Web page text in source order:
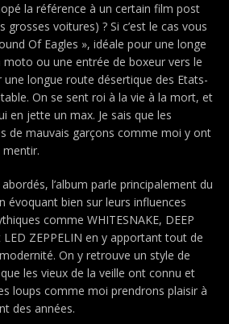
la référence à un certain film post
grosses voitures) ? Si c’est le cas vous
Of Eagles », idéale pour une longe
ou une entrée de boxeur vers le
une longue route désertique des Etats-
On se sent roi à la vie à la mort, et
en jette un max. Je sais que les
de mauvais garçons comme moi y ont
mentir.
l’album parle principalement du
évoquant bien sur leurs influences
comme WHITESNAKE, DEEP
LED ZEPPELIN en y apportant tout de
On y retrouve un style de
les vieux de la veille ont connu et
loups comme moi prendrons plaisir à
des années.